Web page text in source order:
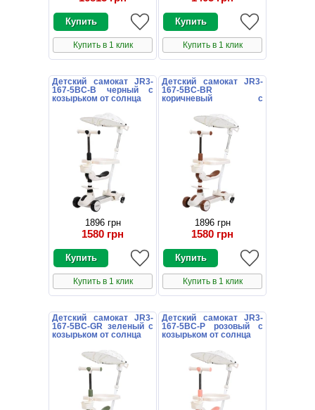
Купить в 1 клик Купить в 1 клик
Детский самокат JR3-
167-5BC-B черный с
козырьком от солнца
1896 грн
1580 грн
Купить в 1 клик
Детский самокат JR3-
167-5BC-BR
коричневый с
1896 грн
1580 грн
Купить в 1 клик
Детский самокат JR3-
167-5BC-GR зеленый с
козырьком от солнца
Детский самокат JR3-
167-5BC-P розовый с
козырьком от солнца